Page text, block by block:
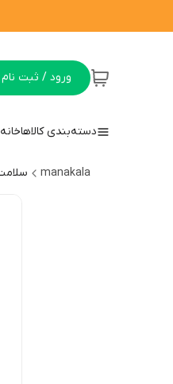
ورود / ثبت نام
دسته‌بندی کالاهاخانه
manakala